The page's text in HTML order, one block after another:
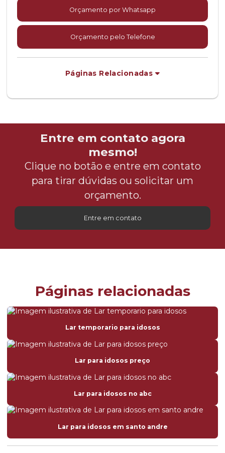
Orçamento por Whatsapp
Orçamento pelo Telefone
Páginas Relacionadas
Entre em contato agora
mesmo!
Clique no botão e entre em contato
para tirar dúvidas ou solicitar um
orçamento.
Entre em contato
Páginas relacionadas
Lar temporario para idosos
Lar para idosos preço
Lar para idosos no abc
Lar para idosos em santo andre